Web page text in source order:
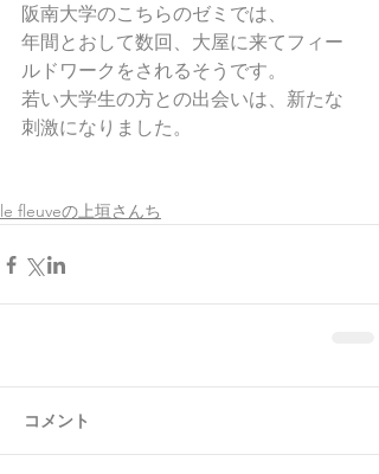
阪南大学のこちらのゼミでは、
年間とおして数回、大屋に来てフィー
ルドワークをされるそうです。
若い大学生の方との出会いは、新たな
刺激になりました。
le fleuveの上垣さんち
コメント